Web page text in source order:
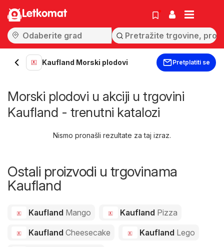
Letkomat
Kaufland Morski plodovi Pretplatiti se
Morski plodovi u akciji u trgovini
Kaufland - trenutni katalozi
Nismo pronašli rezultate za taj izraz.
Ostali proizvodi u trgovinama
Kaufland
Kaufland Mango Kaufland Pizza
Kaufland Cheesecake Kaufland Lego